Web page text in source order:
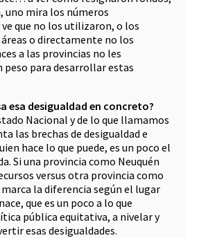
uno mira los números
que no los utilizaron, o los
o directamente no los
a las provincias no les
para desarrollar estas
esa desigualdad en concreto?
Nacional y de lo que llamamos
las brechas de desigualdad e
hace lo que puede, es un poco el
Si una provincia como Neuquén
versus otra provincia como
la diferencia según el lugar
que es un poco a lo que
pública equitativa, a nivelar y
esas desigualdades.